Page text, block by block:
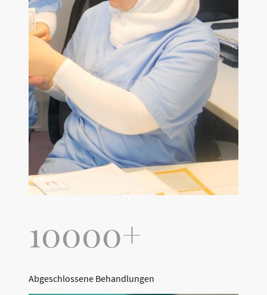
10000+
Abgeschlossene Behandlungen